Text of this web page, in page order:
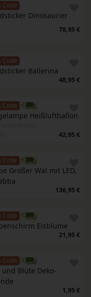
Code
Dinosaurier
78,95 €
Code
Ballerina
48,95 €
Code
Heißluftballon
42,95 €
Code
Großer Wal mit LED,
136,95 €
Code
Eisblume
21,95 €
Code
und Blüte Deko-
1,95 €